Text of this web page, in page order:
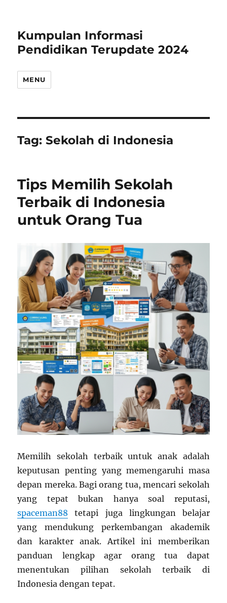
Kumpulan Informasi
Pendidikan Terupdate 2024
MENU
Tag:Sekolah di Indonesia
Tips Memilih Sekolah
Terbaik di Indonesia
untuk Orang Tua
Memilih sekolah terbaik untuk anak adalah
keputusan penting yang memengaruhi masa
depan mereka. Bagi orang tua, mencari sekolah
yang tepat bukan hanya soal reputasi,
spaceman88 tetapi juga lingkungan belajar
yang mendukung perkembangan akademik
dan karakter anak. Artikel ini memberikan
panduan lengkap agar orang tua dapat
menentukan pilihan sekolah terbaik di
Indonesia dengan tepat.